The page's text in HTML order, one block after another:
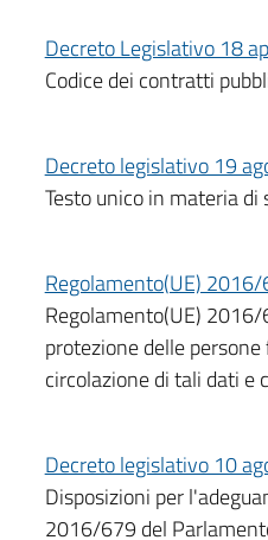
Decreto Legislativo 18
Codice dei contratti
Decreto legislativo 19
Testo unico in materia
Regolamento(UE)
Regolamento(UE)
protezione delle
circolazione di tali dati e
Decreto legislativo 10
Disposizioni per
2016/679 del